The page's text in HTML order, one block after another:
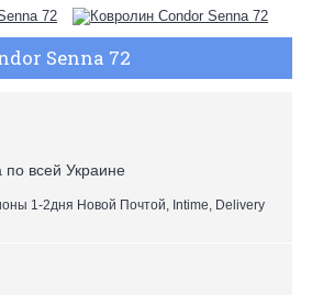
Senna 72
по всей Украине
1-2дня Новой Почтой, Intime, Delivery